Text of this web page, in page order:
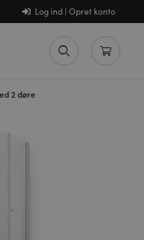
Log ind | Opret konto
2 døre